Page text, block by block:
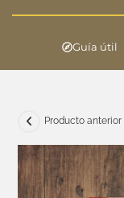
Guía útil
Producto anterior